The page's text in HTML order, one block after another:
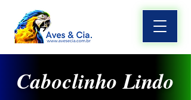
Caboclinho Lindo